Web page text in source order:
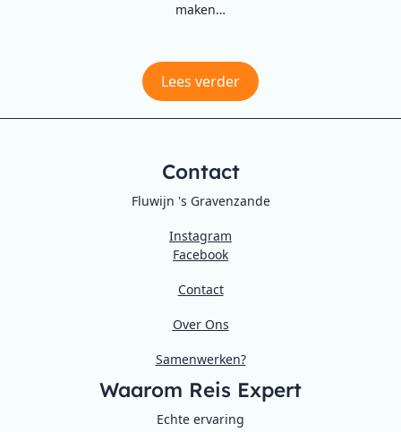
maken…
Lees verder
Contact
Fluwijn 's Gravenzande
Instagram
Facebook
Contact
Over Ons
Samenwerken?
Waarom Reis Expert
Echte ervaring